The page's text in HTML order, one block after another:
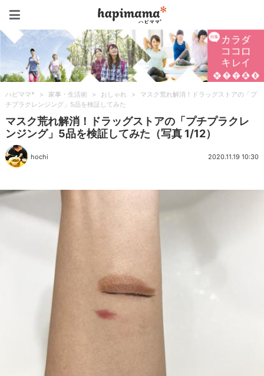
ハピママ* > 家事・生活術 > おしゃれ >
マスク荒れ解消！ドラッグストアの「プ
チプラクレンジング」5品を検証してみた
マスク荒れ解消！ドラッグストアの「プチプラクレ
ンジング」5品を検証してみた（写真 1/12）
hochi 2020.11.19 10:30